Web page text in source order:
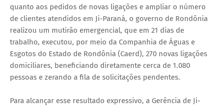
quanto aos pedidos de novas ligações e ampliar o número
de clientes atendidos em Ji-Paraná, o governo de Rondônia
realizou um mutirão emergencial, que em 21 dias de
trabalho, executou, por meio da Companhia de Águas e
Esgotos do Estado de Rondônia (Caerd), 270 novas ligações
domiciliares, beneficiando diretamente cerca de 1.080
pessoas e zerando a fila de solicitações pendentes.
Para alcançar esse resultado expressivo, a Gerência de Ji-